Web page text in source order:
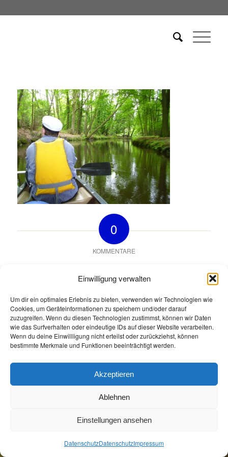
Einwilligung verwalten
Um dir ein optimales Erlebnis zu bieten, verwenden wir Technologien wie
Cookies, um Geräteinformationen zu speichern und/oder darauf
zuzugreifen. Wenn du diesen Technologien zustimmst, können wir Daten
wie das Surfverhalten oder eindeutige IDs auf dieser Website verarbeiten.
Wenn du deine Einwillligung nicht erteilst oder zurückziehst, können
bestimmte Merkmale und Funktionen beeinträchtigt werden.
Akzeptieren
Ablehnen
Einstellungen ansehen
DatenschutzDatenschutzImpressum
0
KOMMENTARE
Hinterlasse uns deinen Kommentar!
Du musstangemeldetsein, um einen Kommentar
abzugeben.
Allgemeine Geschäftsbedingungen
Jetzt Buchen